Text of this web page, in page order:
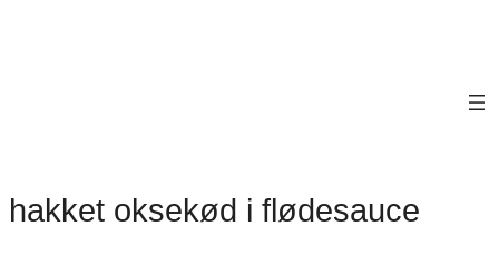
hakket oksekød i flødesauce